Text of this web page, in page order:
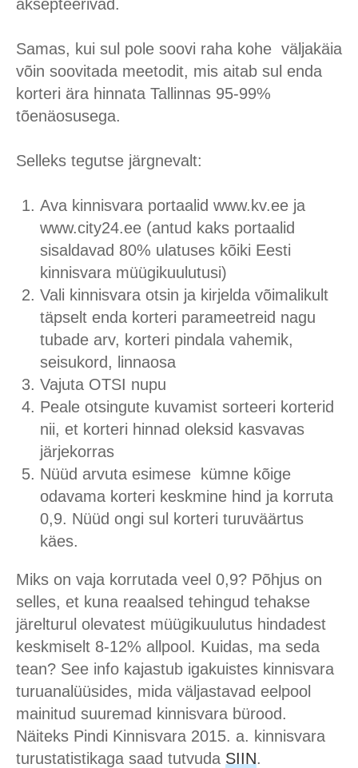
aksepteerivad.
Samas, kui sul pole soovi raha kohe väljakäia
võin soovitada meetodit, mis aitab sul enda
korteri ära hinnata Tallinnas 95-99%
tõenäosusega.
Selleks tegutse järgnevalt:
Ava kinnisvara portaalid www.kv.ee ja
www.city24.ee (antud kaks portaalid
sisaldavad 80% ulatuses kõiki Eesti
kinnisvara müügikuulutusi)
Vali kinnisvara otsin ja kirjelda võimalikult
täpselt enda korteri parameetreid nagu
tubade arv, korteri pindala vahemik,
seisukord, linnaosa
Vajuta OTSI nupu
Peale otsingute kuvamist sorteeri korterid
nii, et korteri hinnad oleksid kasvavas
järjekorras
Nüüd arvuta esimese kümne kõige
odavama korteri keskmine hind ja korruta
0,9. Nüüd ongi sul korteri turuväärtus
käes.
Miks on vaja korrutada veel 0,9? Põhjus on
selles, et kuna reaalsed tehingud tehakse
järelturul olevatest müügikuulutus hindadest
keskmiselt 8-12% allpool. Kuidas, ma seda
tean? See info kajastub igakuistes kinnisvara
turuanalüüsides, mida väljastavad eelpool
mainitud suuremad kinnisvara bürood.
Näiteks Pindi Kinnisvara 2015. a. kinnisvara
turustatistikaga saad tutvuda SIIN.